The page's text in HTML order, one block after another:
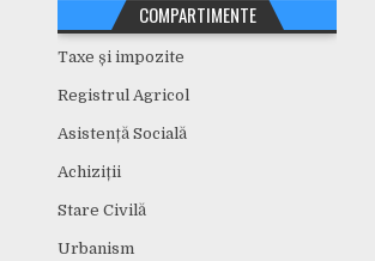
COMPARTIMENTE
Taxe și impozite
Registrul Agricol
Asistență Socială
Achiziții
Stare Civilă
Urbanism